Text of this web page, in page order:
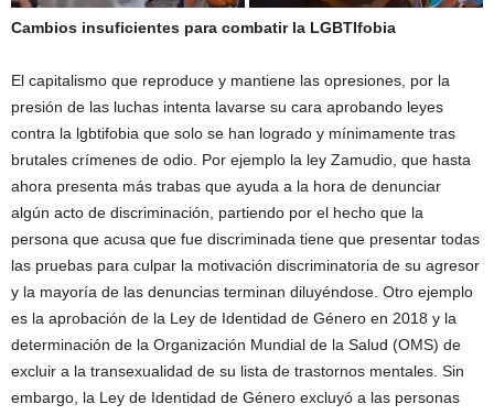
Cambios insuficientes para combatir la LGBTIfobia
El capitalismo que reproduce y mantiene las opresiones, por la
presión de las luchas intenta lavarse su cara aprobando leyes
contra la lgbtifobia que solo se han logrado y mínimamente tras
brutales crímenes de odio. Por ejemplo la ley Zamudio, que hasta
ahora presenta más trabas que ayuda a la hora de denunciar
algún acto de discriminación, partiendo por el hecho que la
persona que acusa que fue discriminada tiene que presentar todas
las pruebas para culpar la motivación discriminatoria de su agresor
y la mayoría de las denuncias terminan diluyéndose. Otro ejemplo
es la aprobación de la Ley de Identidad de Género en 2018 y la
determinación de la Organización Mundial de la Salud (OMS) de
excluir a la transexualidad de su lista de trastornos mentales. Sin
embargo, la Ley de Identidad de Género excluyó a las personas